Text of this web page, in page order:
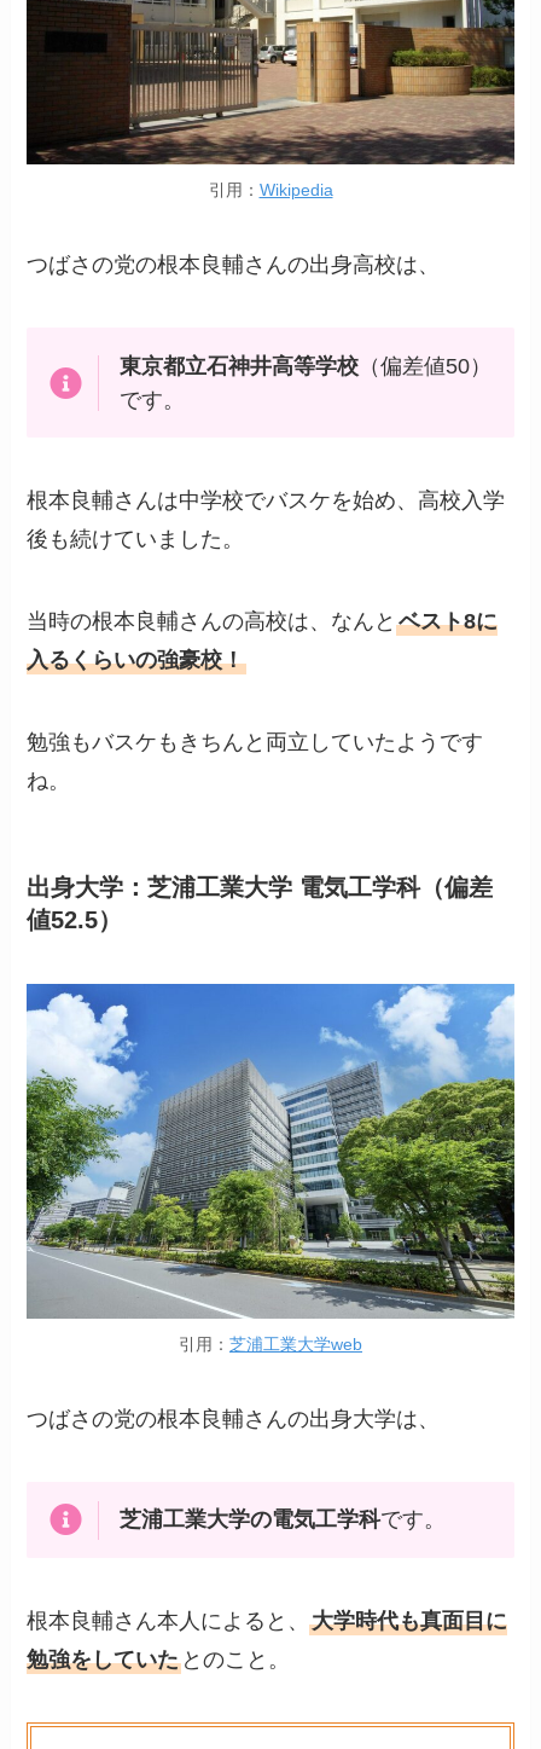
引用： Wikipedia
つばさの党の根本良輔さんの出身高校は、
東京都立石神井高等学校（偏差値50）
です。
根本良輔さんは中学校でバスケを始め、高校入学
後も続けていました。
当時の根本良輔さんの高校は、なんとベスト8に
入るくらいの強豪校！
勉強もバスケもきちんと両立していたようです
ね。
出身大学：芝浦工業大学 電気工学科（偏差
値52.5）
引用： 芝浦工業大学web
つばさの党の根本良輔さんの出身大学は、
芝浦工業大学の電気工学科です。
根本良輔さん本人によると、大学時代も真面目に
勉強をしていた とのこと。